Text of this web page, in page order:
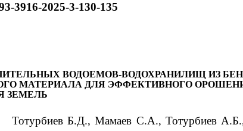
3916-2025-3-130-135
ВОДОЕМОВ-ВОДОХРАНИЛИЩ ИЗ
МАТЕРИАЛА ДЛЯ ЭФФЕКТИВНОГО
ЗЕМЕЛЬ
ТотурбиевБ.Д., Мамаев С.А., Тотурбиев А.Б.